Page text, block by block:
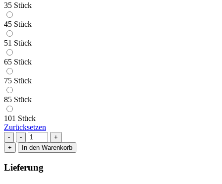
35 Stück
45 Stück
51 Stück
65 Stück
75 Stück
85 Stück
101 Stück
Zurücksetzen
-
+
In den Warenkorb
Lieferung